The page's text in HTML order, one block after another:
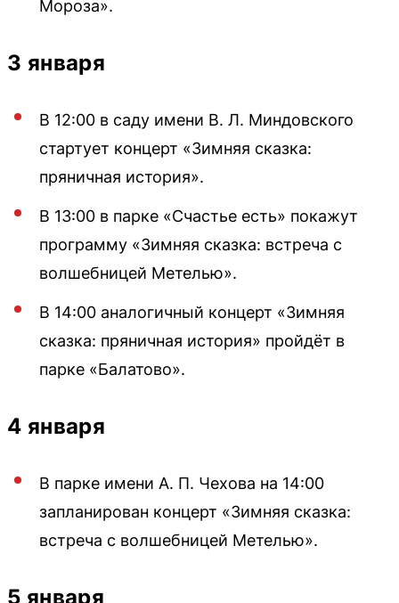
Мороза».
3 января
В 12:00 в саду имени В. Л. Миндовского
стартует концерт «Зимняя сказка:
пряничная история».
В 13:00 в парке «Счастье есть» покажут
программу «Зимняя сказка: встреча с
волшебницей Метелью».
В 14:00 аналогичный концерт «Зимняя
сказка: пряничная история» пройдёт в
парке «Балатово».
4 января
В парке имени А. П. Чехова на 14:00
запланирован концерт «Зимняя сказка:
встреча с волшебницей Метелью».
5 января